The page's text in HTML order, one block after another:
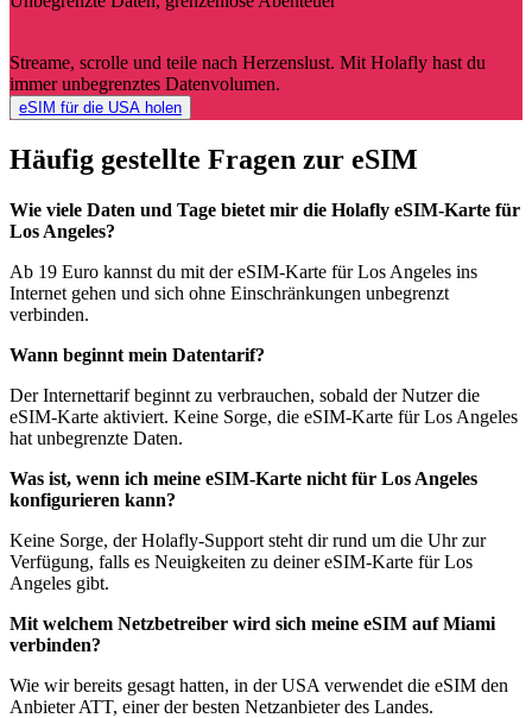
Streame, scrolle und teile nach Herzenslust. Mit Holafly hast du
immer unbegrenztes Datenvolumen.
eSIM für die USA holen
Häufig gestellte Fragen zur eSIM
Wie viele Daten und Tage bietet mir die Holafly eSIM-Karte für
Los Angeles?
Ab 19 Euro kannst du mit der eSIM-Karte für Los Angeles ins
Internet gehen und sich ohne Einschränkungen unbegrenzt
verbinden.
Wann beginnt mein Datentarif?
Der Internettarif beginnt zu verbrauchen, sobald der Nutzer die
eSIM-Karte aktiviert. Keine Sorge, die eSIM-Karte für Los Angeles
hat unbegrenzte Daten.
Was ist, wenn ich meine eSIM-Karte nicht für Los Angeles
konfigurieren kann?
Keine Sorge, der Holafly-Support steht dir rund um die Uhr zur
Verfügung, falls es Neuigkeiten zu deiner eSIM-Karte für Los
Angeles gibt.
Mit welchem Netzbetreiber wird sich meine eSIM auf Miami
verbinden?
Wie wir bereits gesagt hatten, in der USA verwendet die eSIM den
Anbieter ATT, einer der besten Netzanbieter des Landes.